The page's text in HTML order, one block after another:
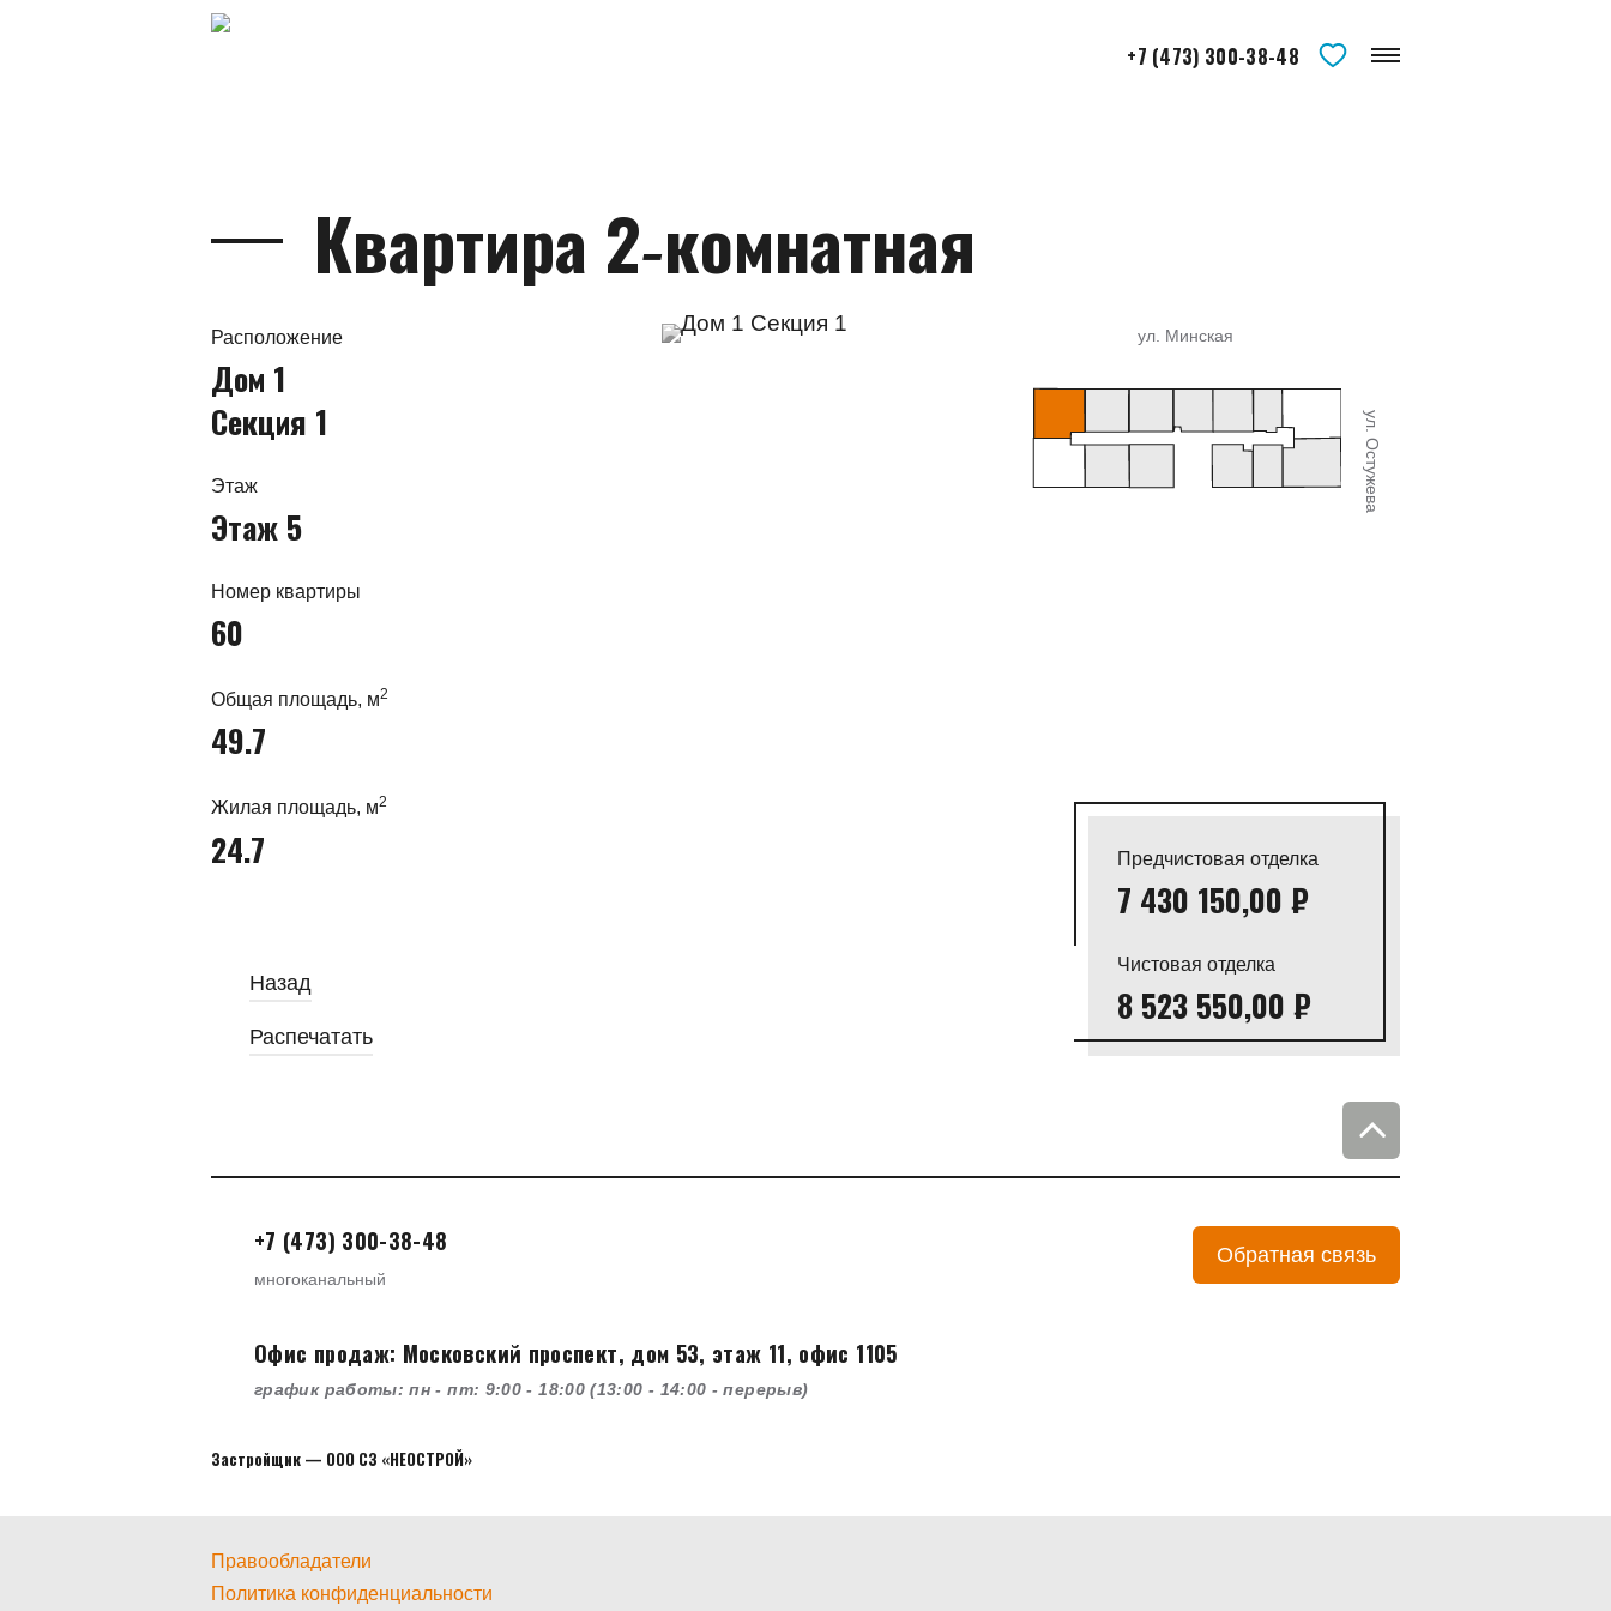
+7 (473) 300-38-48
Квартира 2‑комнатная
Расположение
Дом 1
Секция 1
Этаж
Этаж 5
Номер квартиры
60
Общая площадь, м2
49.7
Жилая площадь, м2
24.7
Назад
Распечатать
ул. Минская
ул. Остужева
Предчистовая отделка
7 430 150,00 ₽
Чистовая отделка
8 523 550,00 ₽
+7 (473) 300-38-48
многоканальный
Офис продаж: Московский проспект, дом 53, этаж 11, офис 1105
график работы: пн - пт: 9:00 - 18:00 (13:00 - 14:00 - перерыв)
Застройщик — ООО СЗ «НЕОСТРОЙ»
Обратная связь
Правообладатели
Политика конфиденциальности